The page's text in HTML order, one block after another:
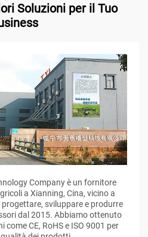
Soluzioni per il Tuo
Company è un fornitore
a Xianning, Cina, vicino a
sviluppare e produrre
dal 2015. Abbiamo ottenuto
CE, RoHS e ISO 9001 per